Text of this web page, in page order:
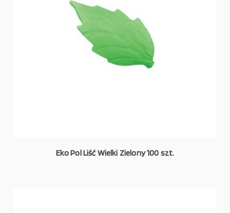
Eko Pol Liść Wielki Zielony 100 szt.